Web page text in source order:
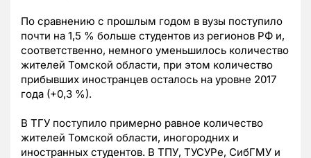
По сравнению с прошлым годом в вузы поступило
почти на 1,5 % больше студентов из регионов РФ и,
соответственно, немного уменьшилось количество
жителей Томской области, при этом количество
прибывших иностранцев осталось на уровне 2017
года (+0,3 %).
В ТГУ поступило примерно равное количество
жителей Томской области, иногородних и
иностранных студентов. В ТПУ, ТУСУРе, СибГМУ и